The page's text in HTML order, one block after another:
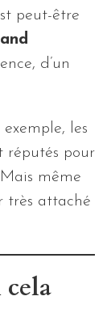
peut-être
d’un
les
réputés pour
même
très attaché